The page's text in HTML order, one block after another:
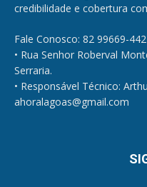
credibilidade e cobertura
Fale Conosco: 82 99669-
• Rua Senhor Roberval
Serraria.
• Responsável Técnico:
ahoralagoas@gmail.com